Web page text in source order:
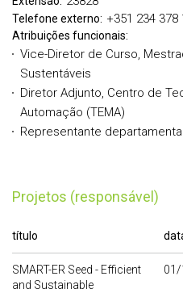
Telefone externo: +351 234 378
Atribuições funcionais:
Vice-Diretor de Curso,
Sustentáveis
Diretor Adjunto, Centro de
Automação (TEMA)
Representante departamental
Projetos (responsável)
título
SMART-ER Seed - Efficient
and Sustainable